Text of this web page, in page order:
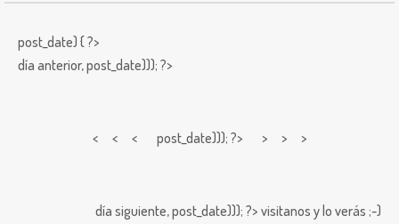
post_date) { ?>
día anterior,post_date))); ?>
< < < post_date))); ?> > > >
día siguiente,post_date))); ?> visitanos y lo verás ;-)